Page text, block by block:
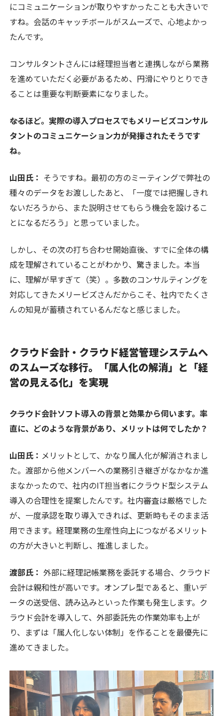
にコミュニケーションが取りやすかったことも大きいで
すね。会話のキャッチボールがスムーズで、心地よかっ
たんです。
コンサルタントさんには経理担当者と連携しながら業務
を進めていただく必要があるため、円滑にやりとりでき
ることは重要な判断要素になりました。
――なるほど。実際の導入プロセスでもメリービズコンサル
タントのコミュニケーション力が発揮されたそうです
ね。
山田氏： そうですね。最初の方のミーティングで弊社の
種々のデータをお渡ししたあと、「一度では把握しきれ
ないだろうから、また説明させてもらう機会を設けるこ
とになるだろう」と思っていました。
しかし、その次の打ち合わせ開始直後、すでに全体の構
成を理解されていることがわかり、驚きました。本当
に、理解が早すぎて（笑）。多数のコンサルティングを
対応してきたメリービズさんだからこそ、社内でたくさ
んの知見が蓄積されているんだなと感じました。
クラウド会計・クラウド経営管理システムへ
のスムーズな移行。「属人化の解消」と「経
営の見える化」を実現
――クラウド会計ソフト導入の背景と効果から伺います。率
直に、どのような背景があり、メリットは何でしたか？
山田氏： メリットとして、かなり属人化が解消されまし
た。渡部から他メンバーへの業務引き継ぎがなかなか進
まなかったので、社内のIT担当者にクラウド型システム
導入の合理性を提案したんです。社内審査は厳格でした
が、一度承認を取り導入できれば、更新時もそのまま活
用できます。経理業務の生産性向上につながるメリット
の方が大きいと判断し、推進しました。
渡部氏： 外部に経理記帳業務を委託する場合、クラウド
会計は親和性が高いです。オンプレ型であると、重いデ
ータの送受信、読み込みといった作業も発生します。ク
ラウド会計を導入して、外部委託先の作業効率も上が
り、まずは「属人化しない体制」を作ることを最優先に
進めてきました。